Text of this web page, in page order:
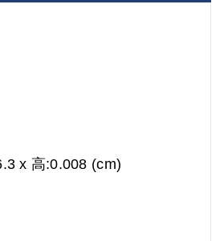
x 高:0.008 (cm)